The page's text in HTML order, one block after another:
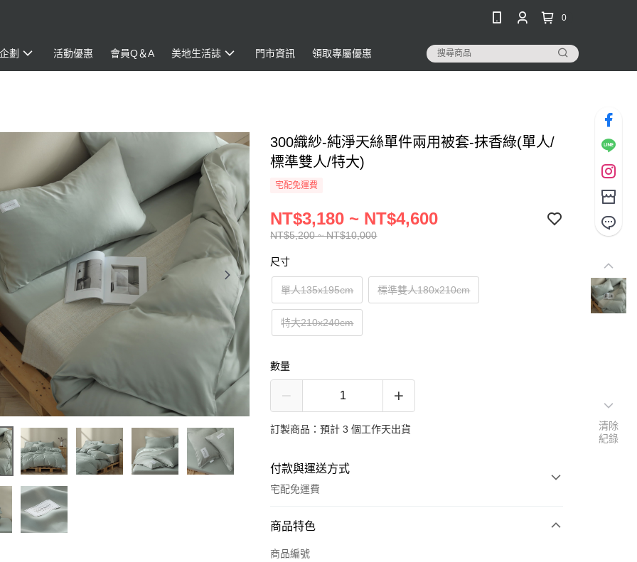
0
劃 活動優惠 會員Q＆A 美地生活誌 門市資訊 領取專屬優惠
300織紗-純淨天絲單件兩用被套-抹香綠(單人/
標準雙人/特大)
宅配免運費
NT$5,200 ~ NT$10,000
NT$3,180 ~ NT$4,600
尺寸
單人135x195cm 標準雙人180x210cm
特大210x240cm
數量
訂製商品：預計 3 個工作天出貨
付款與運送方式
宅配免運費
付款方式
信用卡一次付款
商品特色
商品編號
清除
紀錄